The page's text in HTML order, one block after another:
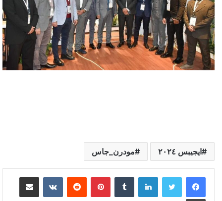
ايجيبس ٢٠٢٤ مودرن_جاس
لينكدإن بينتيريست مشاركة عبر البريد
طباعة